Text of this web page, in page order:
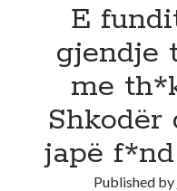
E
gjendje
me
Shkodër
japë
Published by